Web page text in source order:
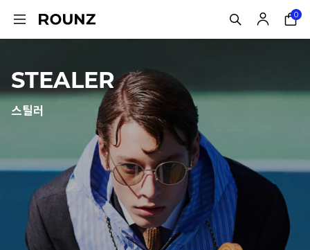
0
STEALER
스틸러